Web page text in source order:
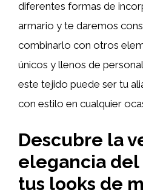
diferentes formas de
armario y te daremos
combinarlo con otros
únicos y llenos de
este tejido puede ser tu
con estilo en cualquier
Descubre la
elegancia del
tus looks de